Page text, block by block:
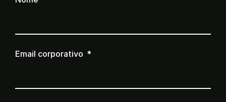
Email corporativo